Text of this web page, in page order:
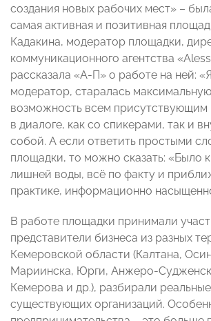
создания новых рабочих мест» –
самая активная и позитивная
Кадакина, модератор площадки,
коммуникационного агентства
рассказала «А-П» о работе на ней:
модератор, старалась
возможность всем присутствующим
в диалоге, как со спикерами, так и
собой. А если ответить простыми
площадки, то можно сказать: «Было
лишней воды, всё по факту и
практике, информационно
В работе площадки принимали
представители бизнеса из разных
Кемеровской области (Калтана,
Мариинска, Юрги, Анжеро-
Кемерова и др.), разбирали
существующих организаций.